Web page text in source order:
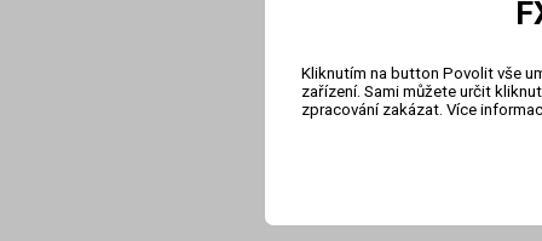
Kliknutím na button Povolit vše
zařízení. Sami můžete určit
zpracování zakázat. Více